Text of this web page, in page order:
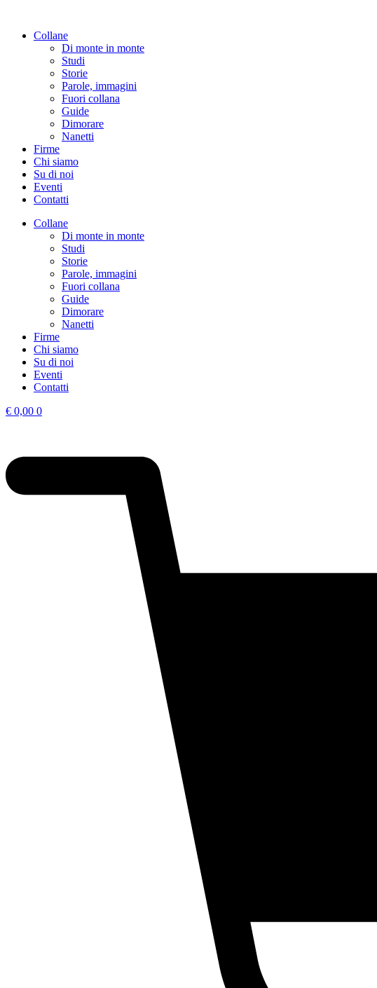
contenutoCollane
Di monte in monte
Studi
Storie
Parole, immagini
Fuori collana
Guide
Dimorare
Nanetti
Firme
Chi siamo
Su di noi
Eventi
Contatti
Collane
Di monte in monte
Studi
Storie
Parole, immagini
Fuori collana
Guide
Dimorare
Nanetti
Firme
Chi siamo
Su di noi
Eventi
Contatti
€ 0,00 0